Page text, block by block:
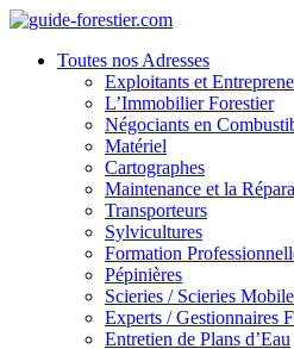
Toutes nos Adresses
Exploitants et
L’Immobilier Forestier
Négociants en
Matériel
Cartographes
Maintenance et la
Transporteurs
Sylvicultures
Formation
Pépinières
Scieries / Scieries
Experts / Gestionnaires
Entretien de Plans d’Eau